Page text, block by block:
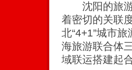
沈阳的旅游
着密切的关联
北“4+1”城市
海旅游联合体
域联运搭建起